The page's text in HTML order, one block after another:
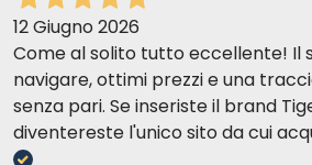
12 Giugno 2026
Come al solito tutto eccellente! Il
navigare, ottimi prezzi e una
senza pari. Se inseriste il brand
diventereste l'unico sito da cui